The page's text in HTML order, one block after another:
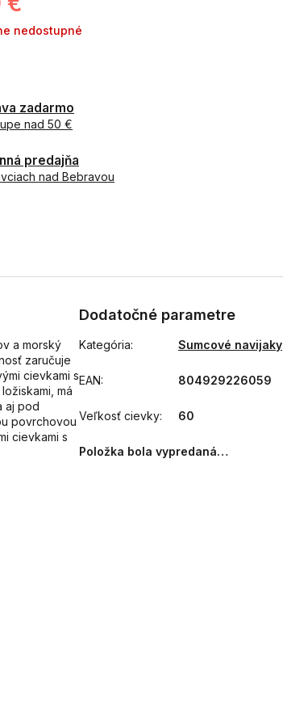
nedostupné
zadarmo
nad 50 €
predajňa
nad Bebravou
a morský
zaručuje
cievkami s
má
aj pod
povrchovou
cievkami s
Dodatočné parametre
Kategória: Sumcové navijaky
EAN: 804929226059
Veľkosť cievky: 60
Položka bola vypredaná…